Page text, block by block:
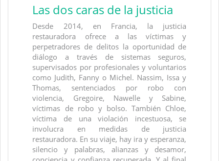
Las dos caras de la justicia
Desde 2014, en Francia, la justicia
restauradora ofrece a las víctimas y
perpetradores de delitos la oportunidad de
diálogo a través de sistemas seguros,
supervisados por profesionales y voluntarios
como Judith, Fanny o Michel. Nassim, Issa y
Thomas, sentenciados por robo con
violencia, Gregoire, Nawelle y Sabine,
víctimas de robo y bolso. También Chloe,
víctima de una violación incestuosa, se
involucra en medidas de justicia
restauradora. En su viaje, hay ira y esperanza,
silencio y palabras, alianzas y desamor,